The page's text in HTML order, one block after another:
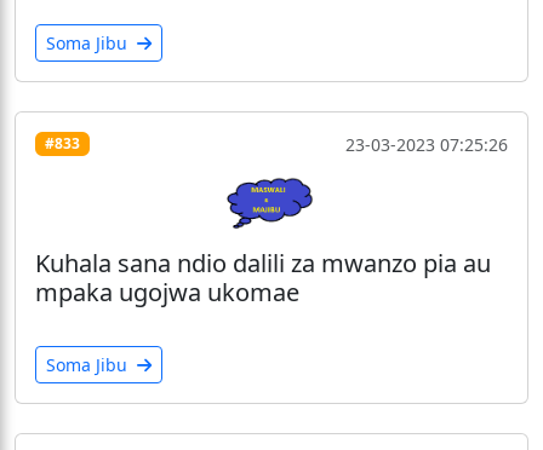
Soma Jibu
#833 23-03-2023 07:25:26
Kuhala sana ndio dalili za mwanzo pia au
mpaka ugojwa ukomae
Soma Jibu